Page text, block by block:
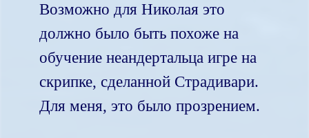
Возможно для Николая это
должно было быть похоже на
обучение неандертальца игре на
скрипке, сделанной Страдивари.
Для меня, это было прозрением.